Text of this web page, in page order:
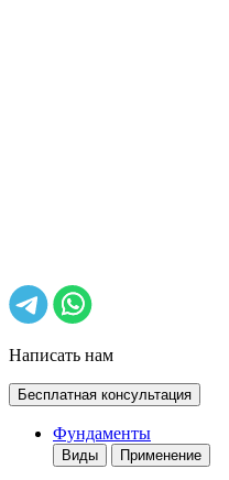
Написать нам
Бесплатная консультация
Фундаменты
Виды Применение